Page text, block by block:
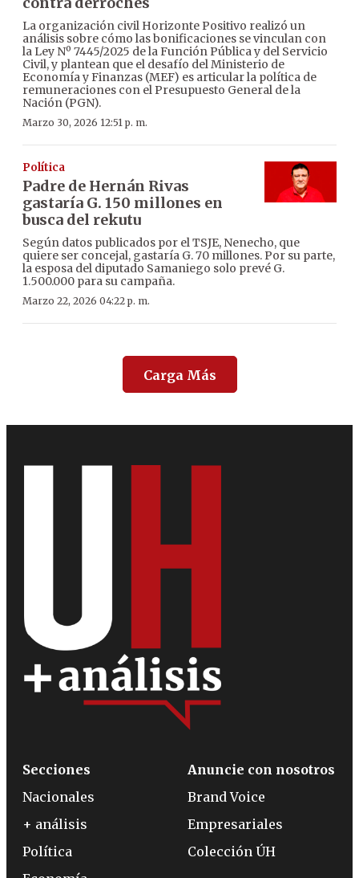
La organización civil Horizonte Positivo realizó un
análisis sobre cómo las bonificaciones se vinculan con
la Ley Nº 7445/2025 de la Función Pública y del Servicio
Civil, y plantean que el desafío del Ministerio de
Economía y Finanzas (MEF) es articular la política de
remuneraciones con el Presupuesto General de la
Nación (PGN).
Marzo 30, 2026 12:51 p. m.
Política
Padre de Hernán Rivas
gastaría G. 150 millones en
busca del rekutu
Según datos publicados por el TSJE, Nenecho, que
quiere ser concejal, gastaría G. 70 millones. Por su parte,
la esposa del diputado Samaniego solo prevé G.
1.500.000 para su campaña.
Marzo 22, 2026 04:22 p. m.
Carga Más
Secciones
Nacionales
+ análisis
Política
Anuncie con nosotros
Brand Voice
Empresariales
Colección ÚH